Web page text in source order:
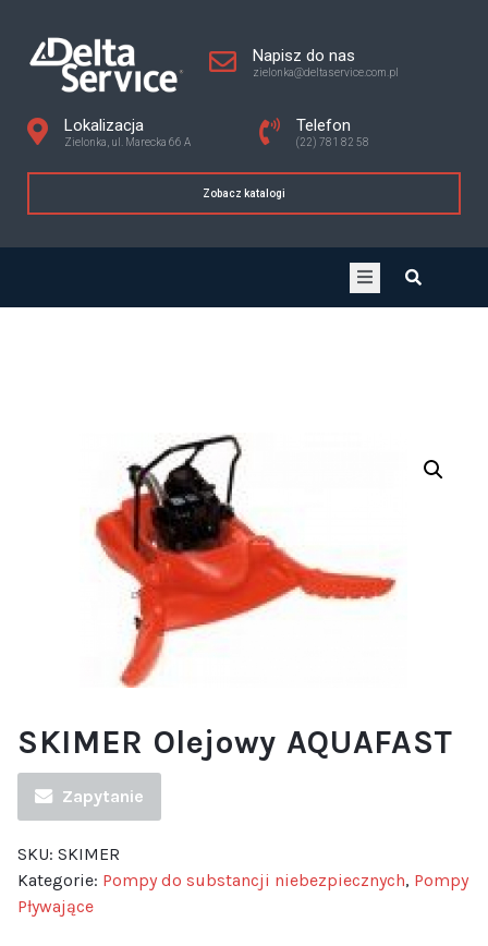
Napisz do nas
zielonka@deltaservice.com.pl
Lokalizacja
Zielonka, ul. Marecka 66 A
Telefon
(22) 781 82 58
Zobacz katalogi
SKIMER Olejowy AQUAFAST
Zapytanie
SKU: SKIMER
Kategorie: Pompy do substancji niebezpiecznych, Pompy
Pływające